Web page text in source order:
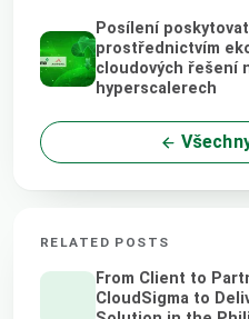
Posílení
prostřednictvím
cloudových řešení
hyperscalerech
RELATED POSTS
From Client to
CloudSigma to